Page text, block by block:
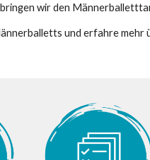
wir den
und erfahre